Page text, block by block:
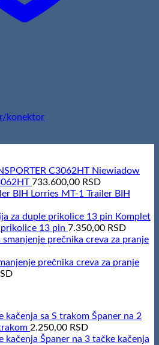
konektor
Niewiadow
733.600,00 RSD
Lorries MT-1 Trailer BIH
Komplet
13 pin 7.350,00 RSD
prečnika creva za pranje
Španer na 2
2.250,00 RSD
Španer na 3 tačke kačenja